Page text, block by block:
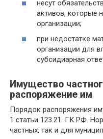
несут
активов, которые
организации;
при недостатке
организации для
субсидиарная
Имущество
распоряжение им
Порядок распоряжения
1 статьи 123.21. ГК РФ.
частных, так и для